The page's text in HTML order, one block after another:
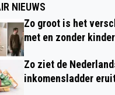
NIEUWS
Zo groot is het
met en zonder
Zo ziet de
inkomensladder